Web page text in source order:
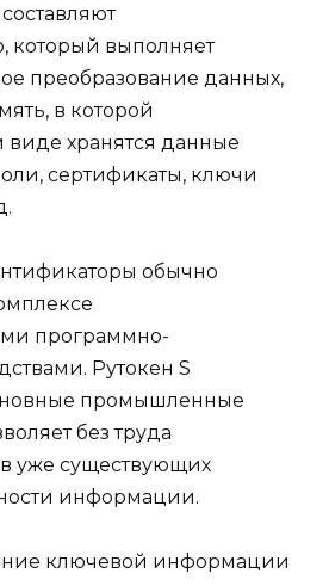
который выполняет
преобразование данных,
в которой
хранятся данные
сертификаты, ключи
обычно
программно-
Рутокен S
промышленные
без труда
в уже существующих
информации.
ключевой информации